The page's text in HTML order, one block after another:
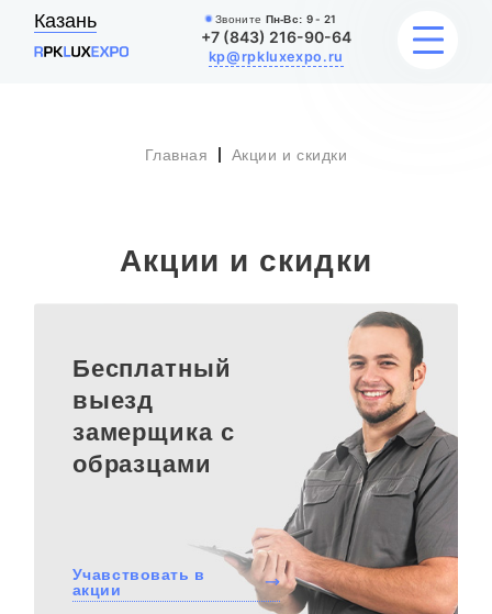
Казань Звоните Пн-Вс: 9 - 21
+7 (843) 216-90-64
kp@rpkluxexpo.ru
О КОМПАНИИ
Главная Акции и скидки
Акции и скидки
Бесплатный
выезд
замерщика с
образцами
Учавствовать в
акции